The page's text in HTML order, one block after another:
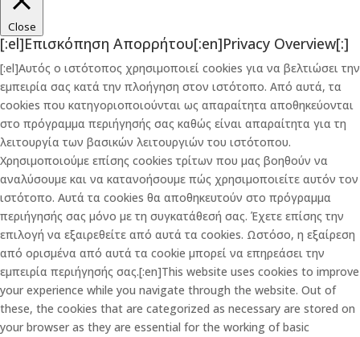
Close
[:el]Επισκόπηση Απορρήτου[:en]Privacy Overview[:]
[:el]Αυτός ο ιστότοπος χρησιμοποιεί cookies για να βελτιώσει την
εμπειρία σας κατά την πλοήγηση στον ιστότοπο. Από αυτά, τα
cookies που κατηγοριοποιούνται ως απαραίτητα αποθηκεύονται
στο πρόγραμμα περιήγησής σας καθώς είναι απαραίτητα για τη
λειτουργία των βασικών λειτουργιών του ιστότοπου.
Χρησιμοποιούμε επίσης cookies τρίτων που μας βοηθούν να
αναλύσουμε και να κατανοήσουμε πώς χρησιμοποιείτε αυτόν τον
ιστότοπο. Αυτά τα cookies θα αποθηκευτούν στο πρόγραμμα
περιήγησής σας μόνο με τη συγκατάθεσή σας. Έχετε επίσης την
επιλογή να εξαιρεθείτε από αυτά τα cookies. Ωστόσο, η εξαίρεση
από ορισμένα από αυτά τα cookie μπορεί να επηρεάσει την
εμπειρία περιήγησής σας.[:en]This website uses cookies to improve
your experience while you navigate through the website. Out of
these, the cookies that are categorized as necessary are stored on
your browser as they are essential for the working of basic